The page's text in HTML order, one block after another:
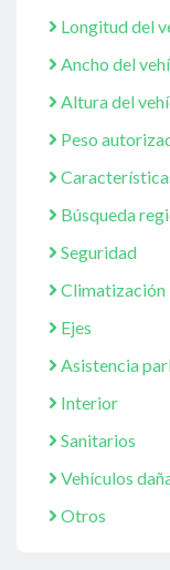
Longitud del
Ancho del
Altura del
Peso
Búsqueda
Seguridad
Climatización
Ejes
Asistencia
Interior
Sanitarios
Vehículos
Otros